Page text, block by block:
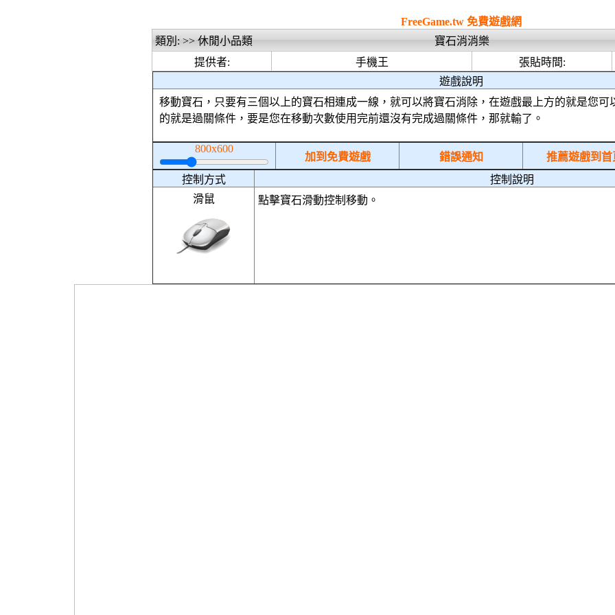
FreeGame.tw 免費遊戲網
類別: >> 休閒小品類
寶石消消樂
提供者:
手機王
張貼時間:
遊戲說明
移動寶石，只要有三個以上的寶石相連成一線，就可以將寶石消除，在遊戲最上方的就是您可
的就是過關條件，要是您在移動次數使用完前還沒有完成過關條件，那就輸了。
800x600
加到免費遊戲 錯誤通知
推薦遊戲到首
控制方式
控制說明
滑鼠
點擊寶石滑動控制移動。